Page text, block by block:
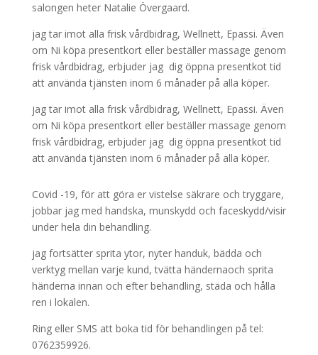
salongen heter Natalie Övergaard.
jag tar imot alla frisk vårdbidrag, Wellnett, Epassi. Även
om Ni köpa presentkort eller beställer massage genom
frisk vårdbidrag, erbjuder jag dig öppna presentkot tid
att använda tjänsten inom 6 månader på alla köper.
jag tar imot alla frisk vårdbidrag, Wellnett, Epassi. Även
om Ni köpa presentkort eller beställer massage genom
frisk vårdbidrag, erbjuder jag dig öppna presentkot tid
att använda tjänsten inom 6 månader på alla köper.
Covid -19, för att göra er vistelse säkrare och tryggare,
jobbar jag med handska, munskydd och faceskydd/visir
under hela din behandling.
jag fortsätter sprita ytor, nyter handuk, bädda och
verktyg mellan varje kund, tvätta händernaoch sprita
händerna innan och efter behandling, städa och hålla
ren i lokalen.
Ring eller SMS att boka tid för behandlingen på tel:
0762359926.